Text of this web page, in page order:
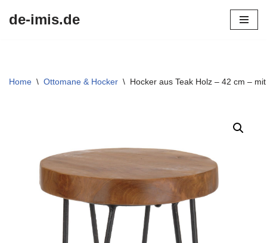
de-imis.de
Home \ Ottomane & Hocker \ Hocker aus Teak Holz – 42 cm –